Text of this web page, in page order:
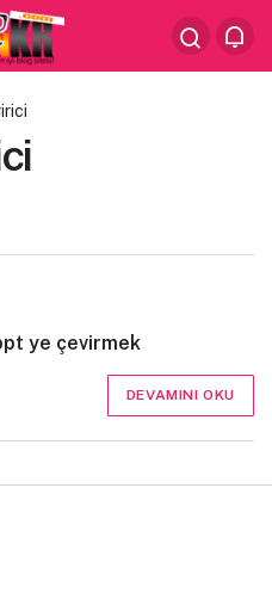
ye çevirmek
DEVAMINI OKU